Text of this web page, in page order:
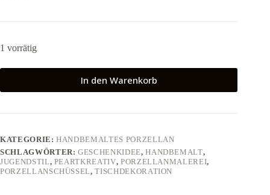
1 vorrätig
In den Warenkorb
KATEGORIE:HANDBEMALTES PORZELLAN
SCHLAGWÖRTER:GESCHENKIDEE,HANDBEMALT,
JUGENDSTIL, PEARTKREATIV, PORZELLANMALEREI,
PORZELLANSCHÜSSEL,TISCHDEKORATION